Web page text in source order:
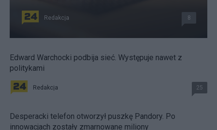
Redakcja 8
Edward Warchocki podbija sieć. Występuje nawet z
politykami
Redakcja 25
Desperacki telefon otworzył puszkę Pandory. Po
innowacjach zostały zmarnowane miliony